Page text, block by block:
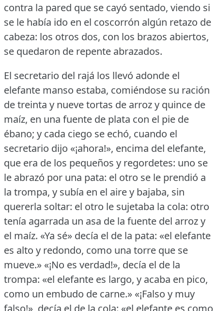
contra la pared que se cayó sentado, viendo si
se le había ido en el coscorrón algún retazo de
cabeza: los otros dos, con los brazos abiertos,
se quedaron de repente abrazados.
El secretario del rajá los llevó adonde el
elefante manso estaba, comiéndose su ración
de treinta y nueve tortas de arroz y quince de
maíz, en una fuente de plata con el pie de
ébano; y cada ciego se echó, cuando el
secretario dijo «¡ahora!», encima del elefante,
que era de los pequeños y regordetes: uno se
le abrazó por una pata: el otro se le prendió a
la trompa, y subía en el aire y bajaba, sin
quererla soltar: el otro le sujetaba la cola: otro
tenía agarrada un asa de la fuente del arroz y
el maíz. «Ya sé» decía el de la pata: «el elefante
es alto y redondo, como una torre que se
mueve.» «¡No es verdad!», decía el de la
trompa: «el elefante es largo, y acaba en pico,
como un embudo de carne.» «¡Falso y muy
falso!», decía el de la cola: «el elefante es como